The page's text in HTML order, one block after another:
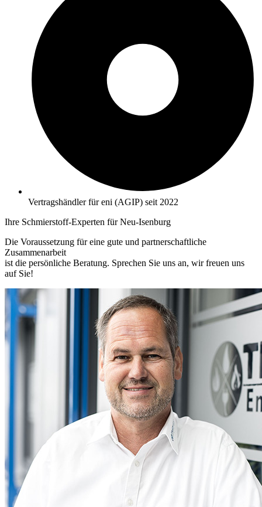
Vertragshändler für eni (AGIP) seit 2022
Ihre Schmierstoff-Experten für Neu-Isenburg
Die Voraussetzung für eine gute und partnerschaftliche
Zusammenarbeit
ist die persönliche Beratung. Sprechen Sie uns an, wir freuen uns
auf Sie!